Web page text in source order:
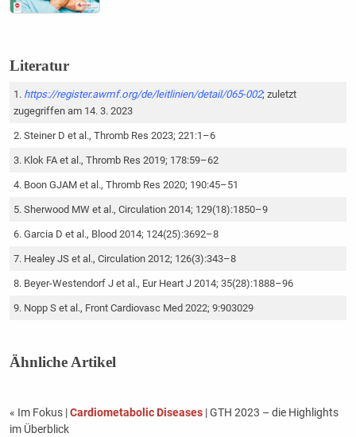
Literatur
https://register.awmf.org/de/leitlinien/detail/065-002; zuletzt
zugegriffen am 14. 3. 2023
Steiner D et al., Thromb Res 2023; 221:1–6
Klok FA et al., Thromb Res 2019; 178:59–62
Boon GJAM et al., Thromb Res 2020; 190:45–51
Sherwood MW et al., Circulation 2014; 129(18):1850–9
Garcia D et al., Blood 2014; 124(25):3692–8
Healey JS et al., Circulation 2012; 126(3):343–8
Beyer-Westendorf J et al., Eur Heart J 2014; 35(28):1888–96
Nopp S et al., Front Cardiovasc Med 2022; 9:903029
Ähnliche Artikel
« Im Fokus |Cardiometabolic Diseases| GTH 2023 – die Highlights
im Überblick